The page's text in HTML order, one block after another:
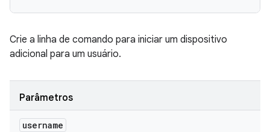
Crie a linha de comando para iniciar um dispositivo
adicional para um usuário.
Parâmetros
username